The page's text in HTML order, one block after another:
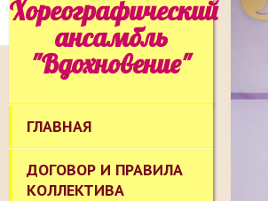
Хореографический
ансамбль
"Вдохновение"
ГЛАВНАЯ
ДОГОВОР И ПРАВИЛА
КОЛЛЕКТИВА